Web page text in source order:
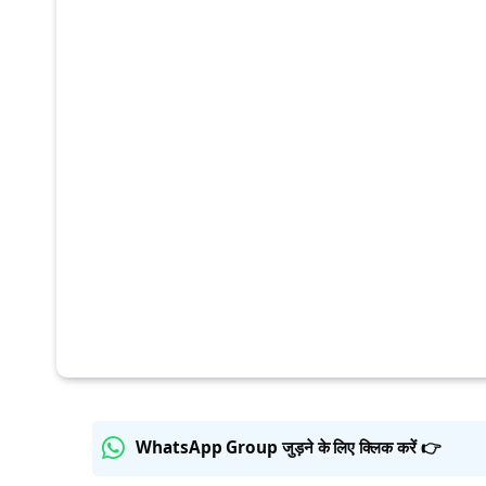
WhatsApp Group जुड़ने के लिए क्लिक करें 👉